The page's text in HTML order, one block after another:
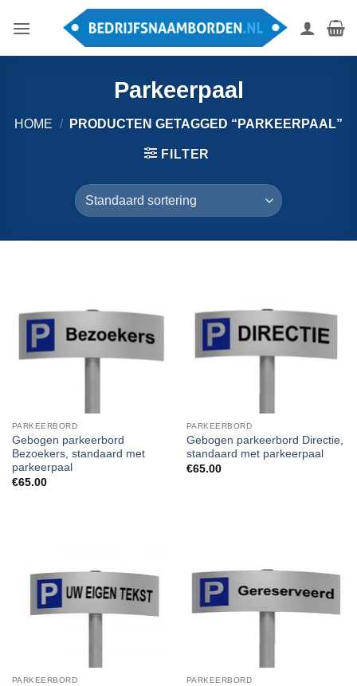
naar
Parkeerpaal
HOME / PRODUCTEN GETAGGED “PARKEERPAAL”
FILTER
PARKEERBORD
Gebogen parkeerbord
Bezoekers, standaard met
parkeerpaal
€65.00
PARKEERBORD
Gebogen parkeerbord Directie,
standaard met parkeerpaal
€65.00
PARKEERBORD PARKEERBORD